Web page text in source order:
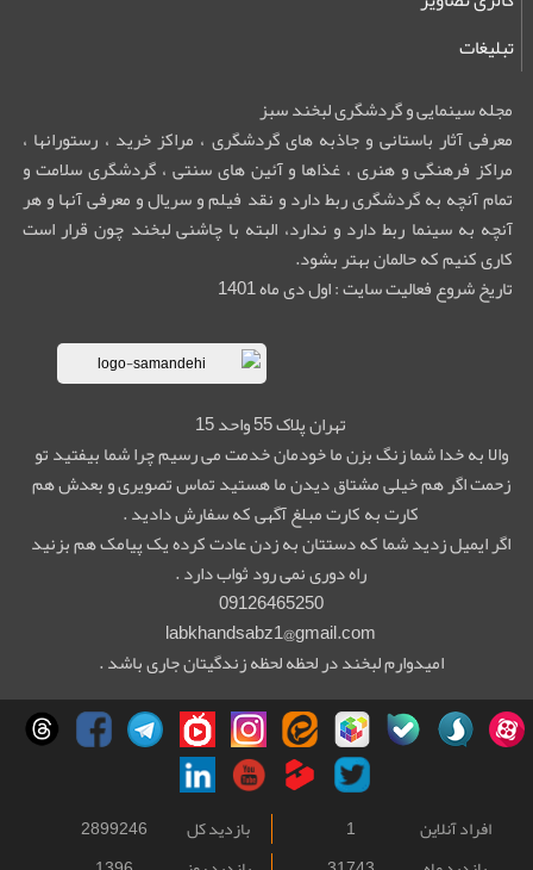
تبلیغات
مجله سینمایی و گردشگری لبخند سبز
معرفی آثار باستانی و جاذبه های گردشگری ، مراکز خرید ، رستورانها ،
مراکز فرهنگی و هنری ، غذاها و آئین های سنتی ، گردشگری سلامت و
تمام آنچه به گردشگری ربط دارد و نقد فیلم و سریال و معرفی آنها و هر
آنچه به سینما ربط دارد و ندارد، البته با چاشنی لبخند چون قرار است
کاری کنیم که حالمان بهتر بشود.
تاریخ شروع فعالیت سایت : اول دی ماه 1401
تهران پلاک 55 واحد 15
والا به خدا شما زنگ بزن ما خودمان خدمت می رسیم چرا شما بیفتید تو
زحمت اگر هم خیلی مشتاق دیدن ما هستید تماس تصویری و بعدش هم
کارت به کارت مبلغ آگهی که سفارش دادید .
اگر ایمیل زدید شما که دستتان به زدن عادت کرده یک پیامک هم بزنید
راه دوری نمی رود ثواب دارد .
09126465250
labkhandsabz1@gmail.com
امیدوارم لبخند در لحظه لحظه زندگیتان جاری باشد .
افراد آنلاین 1 بازدید کل
2899246